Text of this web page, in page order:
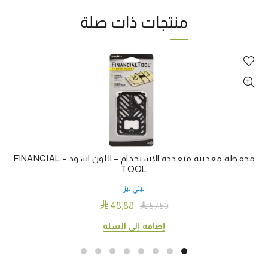
منتجات ذات صلة
محفظة معدنية متعددة الاستخدام – اللون اسود – FINANCIAL
TOOL
نيتي ليز

57٫50  48٫88
إضافة إلى السلة